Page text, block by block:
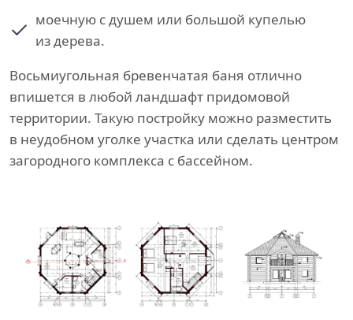
моечную с душем или большой купелью
из дерева.
Восьмиугольная бревенчатая баня отлично
впишется в любой ландшафт придомовой
территории. Такую постройку можно разместить
в неудобном уголке участка или сделать центром
загородного комплекса с бассейном.